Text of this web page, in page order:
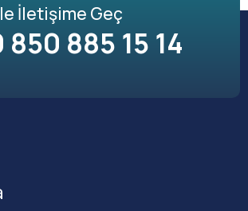
İletişime Geç
850 885 15 14